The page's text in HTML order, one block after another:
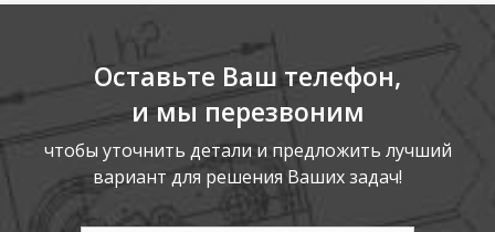
Оставьте Ваш телефон,
и мы перезвоним
чтобы уточнить детали и предложить лучший
вариант для решения Ваших задач!